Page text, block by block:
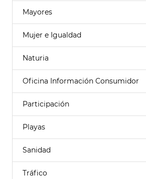
Mayores
Mujer e Igualdad
Naturia
Oficina Información Consumidor
Participación
Playas
Sanidad
Tráfico